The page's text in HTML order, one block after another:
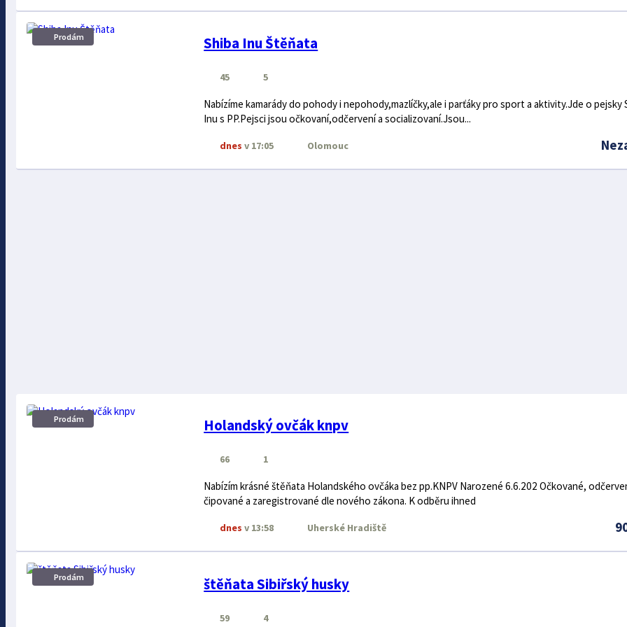
Prodám Shiba Inu Štěňata
45 5
Nabízíme kamarády do pohody i nepohody,mazlíčky,ale i parťáky pro sport a aktivity.Jde o pejsky
Inu s PP.Pejsci jsou očkovaní,odčervení a socializovaní.Jsou...
Olomouc
dnes v 17:05
Prodám Holandský ovčák knpv
66 1
Nabízím krásné štěňata Holandského ovčáka bez pp.KNPV Narozené 6.6.202 Očkované,
čipované a zaregistrované dle nového zákona. K odběru ihned
Uherské Hradiště
dnes v 13:58
Prodám štěňata Sibiřský husky
59 4